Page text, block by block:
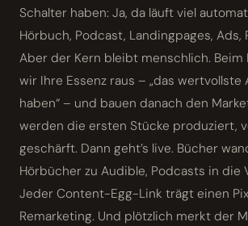
Schalter haben: Ja, da läuft viel
Hörbuch, Podcast, Landingpages, Ads,
Aber der Kern bleibt menschlich. Beim
wir Ihre Essenz raus – „das wertvollste
haben“ – und bauen danach den
werden die ersten Stücke produziert,
geschärft. Dann geht’s live. Bücher
Hörbücher zu Audible, Podcasts in die
Jeder Content-Egg-Link trägt einen
Remarketing. Und plötzlich merkt der